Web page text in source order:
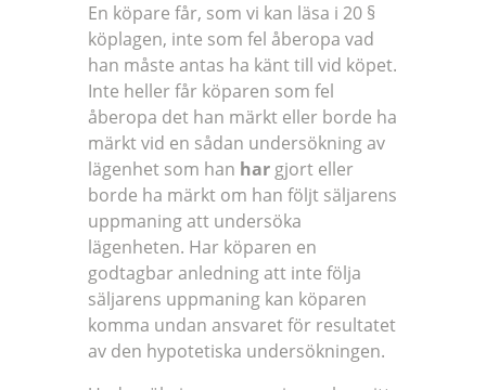
En köpare får, som vi kan läsa i 20 §
köplagen, inte som fel åberopa vad
han måste antas ha känt till vid köpet.
Inte heller får köparen som fel
åberopa det han märkt eller borde ha
märkt vid en sådan undersökning av
lägenhet som han hargjort eller
borde ha märkt om han följt säljarens
uppmaning att undersöka
lägenheten. Har köparen en
godtagbar anledning att inte följa
säljarens uppmaning kan köparen
komma undan ansvaret för resultatet
av den hypotetiska undersökningen.